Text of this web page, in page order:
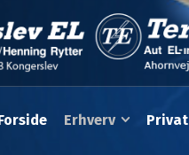
Erhverv Privat